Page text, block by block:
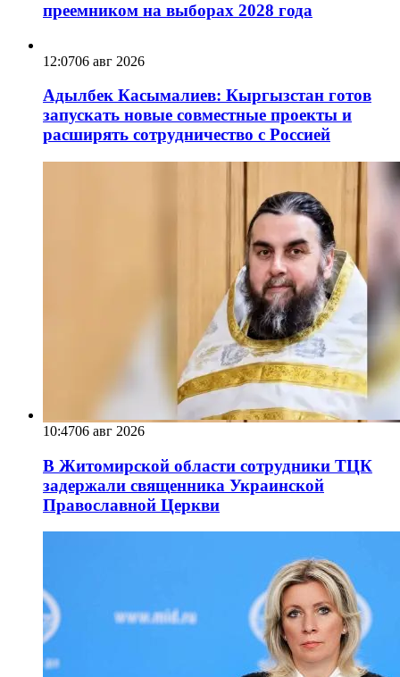
преемником на выборах 2028 года
12:0706 авг 2026
Адылбек Касымалиев: Кыргызстан готов
запускать новые совместные проекты и
расширять сотрудничество с Россией
10:4706 авг 2026
В Житомирской области сотрудники ТЦК
задержали священника Украинской
Православной Церкви